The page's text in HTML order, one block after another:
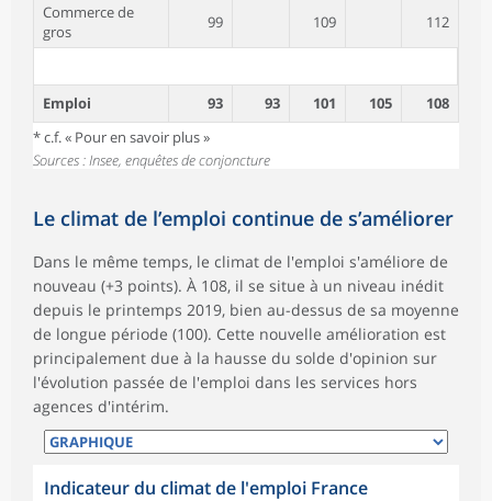
Commerce de
gros
99 109 112
Emploi 93 93 101 105
108
* c.f. « Pour en savoir plus »
Sources : Insee, enquêtes de conjoncture
Le climat de l’emploi continue de s’améliorer
Dans le même temps, le climat de l'emploi s'améliore de
nouveau (+3 points). À 108, il se situe à un niveau inédit
depuis le printemps 2019, bien au-dessus de sa moyenne
de longue période (100). Cette nouvelle amélioration est
principalement due à la hausse du solde d'opinion sur
l'évolution passée de l'emploi dans les services hors
agences d'intérim.
Indicateur du climat de l'emploi France